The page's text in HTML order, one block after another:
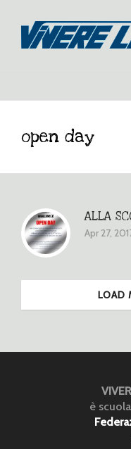
open day
ALLA
Apr 27,
LOAD
è